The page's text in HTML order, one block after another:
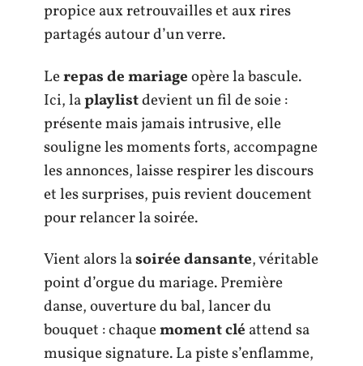
propice aux retrouvailles et aux rires
partagés autour d’un verre.
Lerepas de mariageopère la bascule.
Ici, laplaylistdevient un fil de soie :
présente mais jamais intrusive, elle
souligne les moments forts, accompagne
les annonces, laisse respirer les discours
et les surprises, puis revient doucement
pour relancer la soirée.
Vient alors lasoirée dansante, véritable
point d’orgue du mariage. Première
danse, ouverture du bal, lancer du
bouquet : chaquemoment clé attend sa
musique signature. La piste s’enflamme,